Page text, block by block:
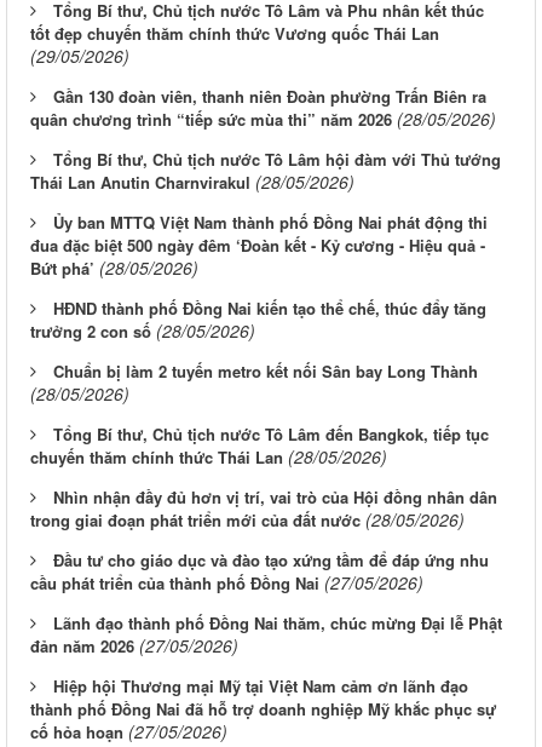
Tổng Bí thư, Chủ tịch nước Tô Lâm và Phu nhân kết thúc
tốt đẹp chuyến thăm chính thức Vương quốc Thái Lan
(29/05/2026)
Gần 130 đoàn viên, thanh niên Đoàn phường Trấn Biên ra
quân chương trình “tiếp sức mùa thi” năm 2026 (28/05/2026)
Tổng Bí thư, Chủ tịch nước Tô Lâm hội đàm với Thủ tướng
Thái Lan Anutin Charnvirakul (28/05/2026)
Ủy ban MTTQ Việt Nam thành phố Đồng Nai phát động thi
đua đặc biệt 500 ngày đêm ‘Đoàn kết - Kỷ cương - Hiệu quả -
Bứt phá’ (28/05/2026)
HĐND thành phố Đồng Nai kiến tạo thể chế, thúc đẩy tăng
trưởng 2 con số (28/05/2026)
Chuẩn bị làm 2 tuyến metro kết nối Sân bay Long Thành
(28/05/2026)
Tổng Bí thư, Chủ tịch nước Tô Lâm đến Bangkok, tiếp tục
chuyến thăm chính thức Thái Lan (28/05/2026)
Nhìn nhận đầy đủ hơn vị trí, vai trò của Hội đồng nhân dân
trong giai đoạn phát triển mới của đất nước (28/05/2026)
Đầu tư cho giáo dục và đào tạo xứng tầm để đáp ứng nhu
cầu phát triển của thành phố Đồng Nai (27/05/2026)
Lãnh đạo thành phố Đồng Nai thăm, chúc mừng Đại lễ Phật
đản năm 2026 (27/05/2026)
Hiệp hội Thương mại Mỹ tại Việt Nam cảm ơn lãnh đạo
thành phố Đồng Nai đã hỗ trợ doanh nghiệp Mỹ khắc phục sự
cố hỏa hoạn (27/05/2026)